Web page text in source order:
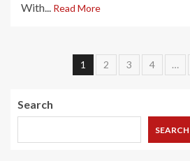
With... Read More
Posts
1 2 3 4 …
Search
SEARCH